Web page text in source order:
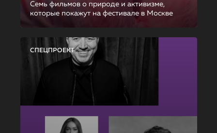
Семь фильмов о природе и активизме,
которые покажут на фестивале в Москве
СПЕЦПРОЕКТ